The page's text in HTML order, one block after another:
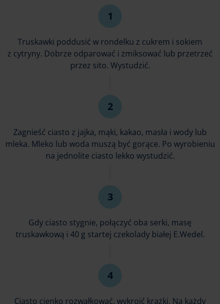
Truskawki poddusić w rondelku z cukrem i sokiem
z cytryny. Dobrze odparować i zmiksować lub przetrzeć
przez sito. Wystudzić.
Zagnieść ciasto z jajka, mąki, kakao, masła i wody lub
mleka. Mleko lub woda muszą być gorące. Po wyrobieniu
na jednolite ciasto lekko wystudzić.
Gdy ciasto stygnie, połączyć oba serki, masę
truskawkową i 40 g startej czekolady białej E.Wedel.
Ciasto cienko rozwałkować, wykroić krążki. Na każdy